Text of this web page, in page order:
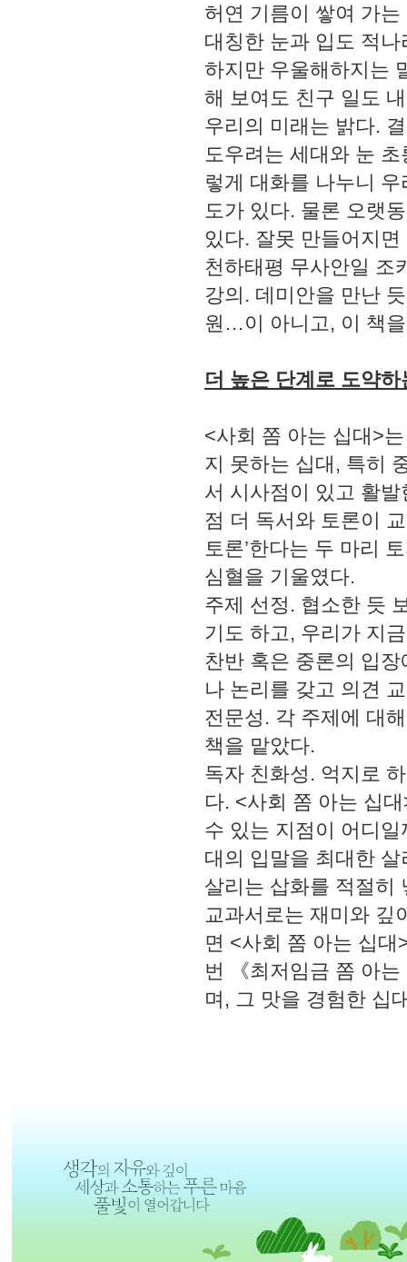
허연 기름이 쌓여 가
대칭한 눈과 입도 적
하지만 우울해하지는
해 보여도 친구 일도
우리의 미래는 밝다.
도우려는 세대와 눈
렇게 대화를 나누니
도가 있다. 물론 오랫
있다. 잘못 만들어지
천하태평 무사안일 조
강의. 데미안을 만난
원…이 아니고, 이 책
더 높은 단계로 도약
<사회 쫌 아는 십대>
지 못하는 십대, 특히
서 시사점이 있고 활
점 더 독서와 토론이
토론’한다는 두 마리
심혈을 기울였다.
주제 선정. 협소한 듯
기도 하고, 우리가 지
찬반 혹은 중론의 입
나 논리를 갖고 의견
전문성. 각 주제에 대
책을 맡았다.
독자 친화성. 억지로
다. <사회 쫌 아는 십
수 있는 지점이 어디
대의 입말을 최대한
살리는 삽화를 적절히
교과서로는 재미와 깊
면 <사회 쫌 아는 십
번 《최저임금 쫌 아
며, 그 맛을 경험한 십